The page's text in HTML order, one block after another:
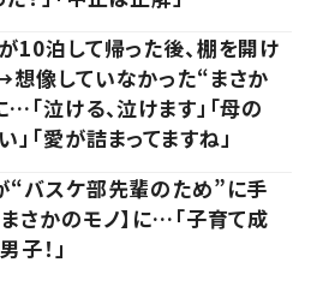
10泊して帰った後、棚を開け
像していなかった“まさか
「泣ける、泣けます」「母の
「愛が詰まってますね」
“バスケ部先輩のため”に手
まさかのモノ】に…「子育て成
子！」